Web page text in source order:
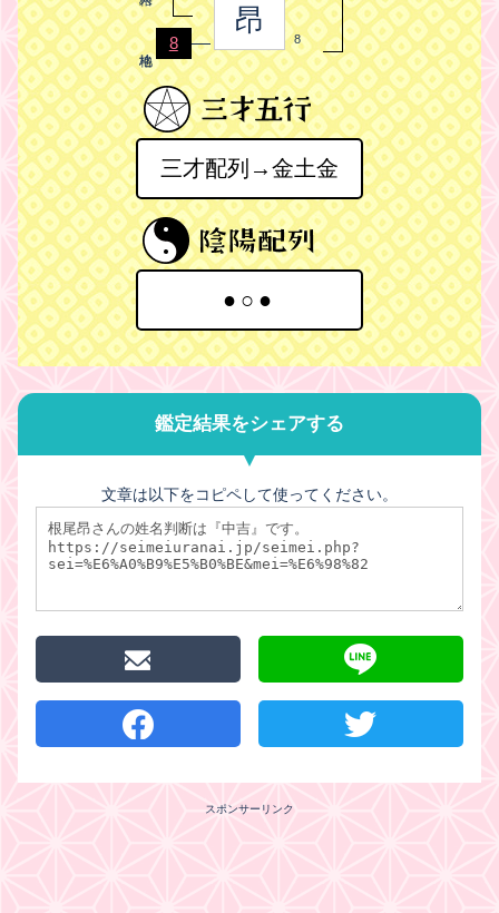
昂
8
8
三才配列→金土金
●○●
鑑定結果をシェアする
文章は以下をコピペして使ってください。
スポンサーリンク